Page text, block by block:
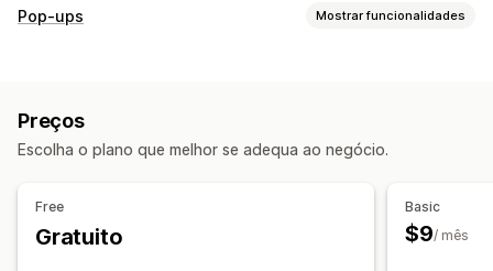
Tipos de formulário
Pop-ups Mostrar funcionalidades
Preços
Escolha o plano que melhor se adequa ao negócio.
Free
Gratuito
Basic
$9/ mês